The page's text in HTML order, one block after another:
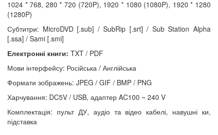
1024 * 768, 280 * 720 (720P), 1920 * 1080 (1080P), 1920 * 1280
(1280P)
Субтитри: MicroDVD [.sub] / SubRip [.srt] / Sub Station Alpha
[.ssa] / Sami [.smi]
Електронні книги: TXT / PDF
Мови інтерфейсу: Російська / Англійська
Формати зображень: JPEG / GIF / BMP / PNG
Харчування: DC5V / USB, адаптер AC100 ~ 240 V
Комплектація: пульт ДУ, аудіо та відео кабелі, навушні ки,
підставка